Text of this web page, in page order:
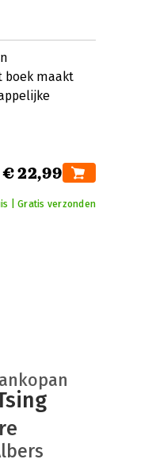
boek maakt
€ 22,99
| Gratis verzonden